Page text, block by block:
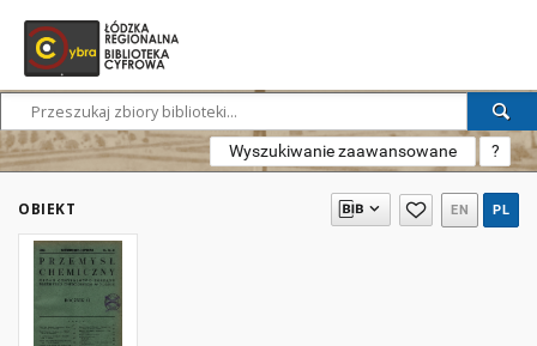
Wyszukiwanie zaawansowane ?
OBIEKT EN PL